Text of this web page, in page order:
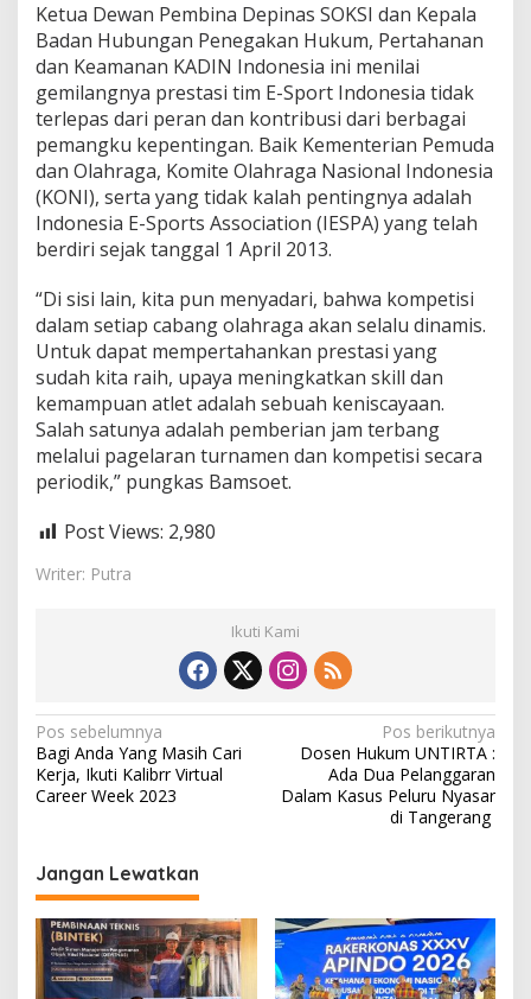
Ketua Dewan Pembina Depinas SOKSI dan Kepala
Badan Hubungan Penegakan Hukum, Pertahanan
dan Keamanan KADIN Indonesia ini menilai
gemilangnya prestasi tim E-Sport Indonesia tidak
terlepas dari peran dan kontribusi dari berbagai
pemangku kepentingan. Baik Kementerian Pemuda
dan Olahraga, Komite Olahraga Nasional Indonesia
(KONI), serta yang tidak kalah pentingnya adalah
Indonesia E-Sports Association (IESPA) yang telah
berdiri sejak tanggal 1 April 2013.
“Di sisi lain, kita pun menyadari, bahwa kompetisi
dalam setiap cabang olahraga akan selalu dinamis.
Untuk dapat mempertahankan prestasi yang
sudah kita raih, upaya meningkatkan skill dan
kemampuan atlet adalah sebuah keniscayaan.
Salah satunya adalah pemberian jam terbang
melalui pagelaran turnamen dan kompetisi secara
periodik,” pungkas Bamsoet.
Post Views: 2,980
Writer: Putra
Ikuti Kami
N
a
v
g
a
s
i
Pos sebelumnya
Bagi Anda Yang Masih Cari
Kerja, Ikuti Kalibrr Virtual
Career Week 2023
Pos berikutnya
Dosen Hukum UNTIRTA :
Ada Dua Pelanggaran
Dalam Kasus Peluru Nyasar
di Tangerang
Jangan Lewatkan